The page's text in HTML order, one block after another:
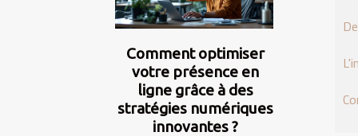
Comment optimiser
votre présence en
ligne grâce à des
stratégies numériques
innovantes ?